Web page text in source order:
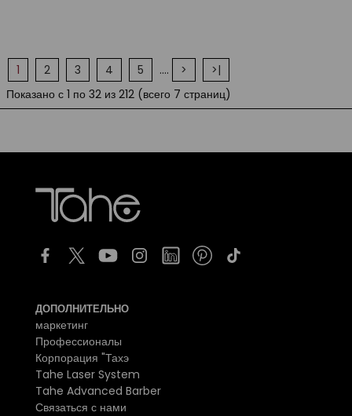
1 2 3 4 5 .... >
>|
Показано с 1 по 32 из 212 (всего 7 страниц)
ДОПОЛНИТЕЛЬНО
маркетинг
Профессионалы
Корпорация "Тахэ
Tahe Laser System
Tahe Advanced Barber
Связаться с нами